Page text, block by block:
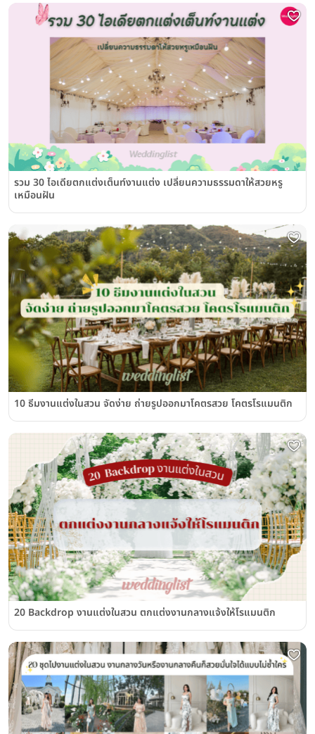
รวม 30 ไอเดียตกแต่งเต็นท์งานแต่ง เปลี่ยนความธรรมดาให้สวยหรู
เหมือนฝัน
10 ธีมงานแต่งในสวน จัดง่าย ถ่ายรูปออกมาโคตรสวย โคตรโรแมนติก
20 Backdrop งานแต่งในสวน ตกแต่งงานกลางแจ้งให้โรแมนติก